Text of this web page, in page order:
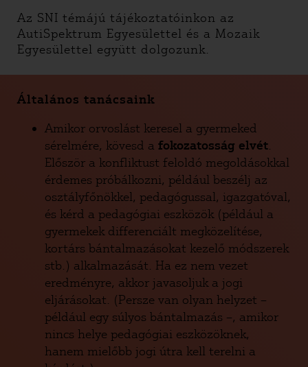
Az SNI témájú tájékoztatóinkon az
AutiSpektrum Egyesülettel és a Mozaik
Egyesülettel együtt dolgozunk.
Általános tanácsaink
Amikor orvoslást keresel a gyermeked
sérelmére, kövesd a fokozatosság elvét.
Először a konfliktust feloldó megoldásokkal
érdemes próbálkozni, például beszélj az
osztályfőnökkel, pedagógussal, igazgatóval,
és kérd a pedagógiai eszközök (például a
gyermekek differenciált megközelítése,
kortárs bántalmazásokat kezelő módszerek
stb.) alkalmazását. Ha ez nem vezet
eredményre, akkor javasoljuk a jogi
eljárásokat. (Persze van olyan helyzet –
például egy súlyos bántalmazás –, amikor
nincs helye pedagógiai eszközöknek,
hanem mielőbb jogi útra kell terelni a